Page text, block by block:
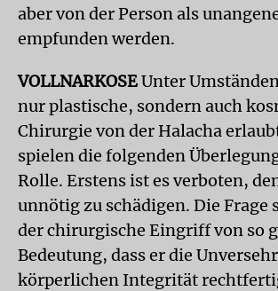
aber von der Person als
empfunden werden.
VOLLNARKOSEUnter
nur plastische, sondern auch
Chirurgie von der Halacha
spielen die folgenden
Rolle. Erstens ist es verboten,
unnötig zu schädigen. Die Frage
der chirurgische Eingriff von so
Bedeutung, dass er die
körperlichen Integrität